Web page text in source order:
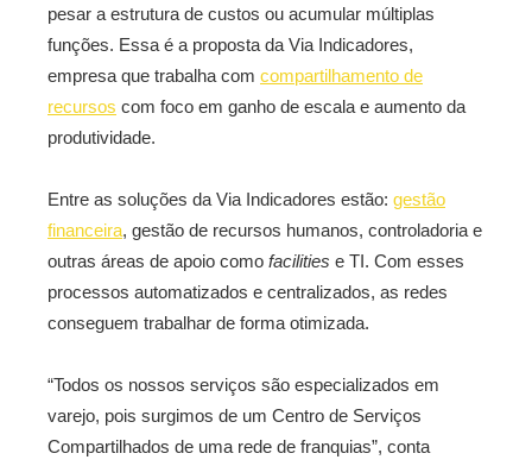
pesar a estrutura de custos ou acumular múltiplas
funções. Essa é a proposta da Via Indicadores,
empresa que trabalha com compartilhamento de
recursos com foco em ganho de escala e aumento da
produtividade.
Entre as soluções da Via Indicadores estão: gestão
financeira, gestão de recursos humanos, controladoria e
outras áreas de apoio como facilities e TI. Com esses
processos automatizados e centralizados, as redes
conseguem trabalhar de forma otimizada.
“Todos os nossos serviços são especializados em
varejo, pois surgimos de um Centro de Serviços
Compartilhados de uma rede de franquias”, conta